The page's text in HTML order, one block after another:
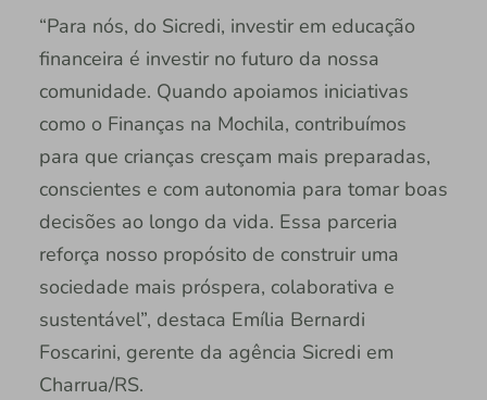
“Para nós, do Sicredi, investir em educação
financeira é investir no futuro da nossa
comunidade. Quando apoiamos iniciativas
como o Finanças na Mochila, contribuímos
para que crianças cresçam mais preparadas,
conscientes e com autonomia para tomar boas
decisões ao longo da vida. Essa parceria
reforça nosso propósito de construir uma
sociedade mais próspera, colaborativa e
sustentável”, destaca Emília Bernardi
Foscarini, gerente da agência Sicredi em
Charrua/RS.